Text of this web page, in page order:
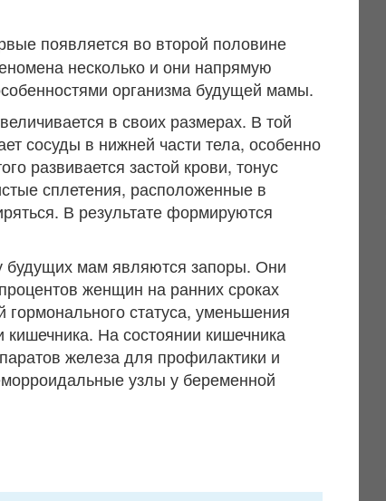
появляется во второй половине
несколько и они напрямую
организма будущей мамы.
в своих размерах. В той
сосуды в нижней части тела, особенно
развивается застой крови, тонус
сплетения, расположенные в
В результате формируются
будущих мам являются запоры. Они
женщин на ранних сроках
гормонального статуса, уменьшения
На состоянии кишечника
железа для профилактики и
узлы у беременной